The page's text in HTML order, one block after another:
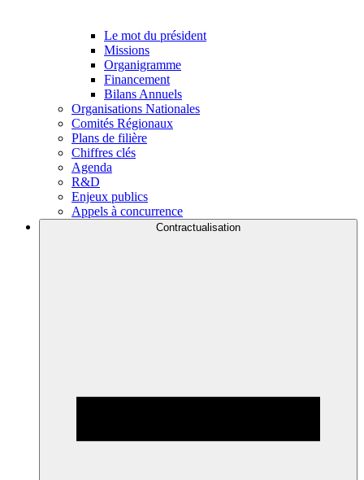
Le mot du président
Missions
Organigramme
Financement
Bilans Annuels
Organisations Nationales
Comités Régionaux
Plans de filière
Chiffres clés
Agenda
R&D
Enjeux publics
Appels à concurrence
Contractualisation